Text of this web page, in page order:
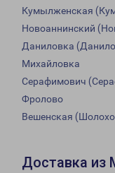
Кумылженская
Новоаннинский
Даниловка
Михайловка
Серафимович
Фролово
Вешенская
Доставка из